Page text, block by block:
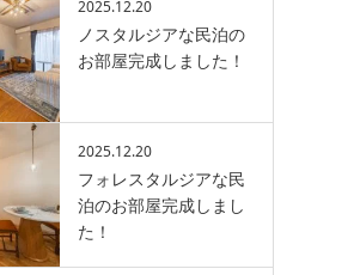
2025.12.20
ノスタルジアな民泊の
お部屋完成しました！
2025.12.20
フォレスタルジアな民
泊のお部屋完成しまし
た！